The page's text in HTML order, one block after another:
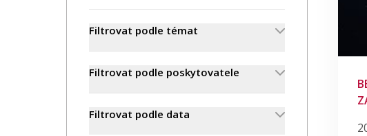
Filtrovat podle témat
Filtrovat podle poskytovatele
Filtrovat podle data